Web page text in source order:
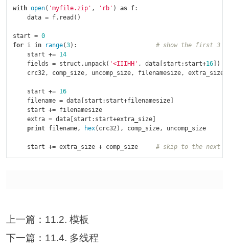
with open( 'myfile.zip' , 'rb' ) as f:
data = f. read ()
start = 0
for i in range(3):
# show the first 3
start += 14
fields = struct . unpack( '<IIIHH' , data[ start : start+16])
crc32, comp_size, uncomp_size, filenamesize, extra_size
start += 16
filename = data[ start : start+filenamesize]
start += filenamesize
extra = data[ start : start+extra_size]
print filename, hex( crc32), comp_size, uncomp_size
start += extra_size + comp_size # skip to the next
上一篇： 11.2. 模板
下一篇： 11.4. 多线程